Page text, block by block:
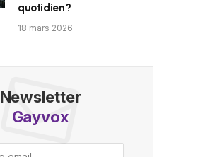
quotidien ?
18 mars 2026
Newsletter
Gayvox